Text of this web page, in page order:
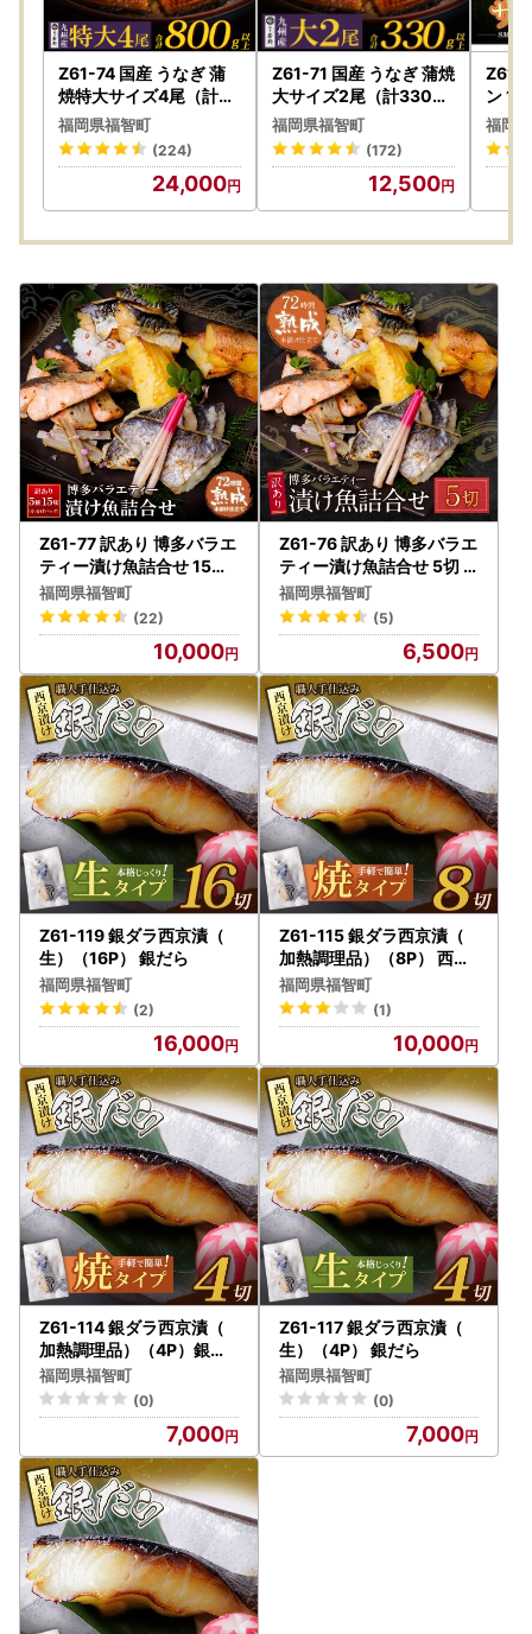
受付済通知につきましては、ご登録いただいたメールアドレ
ス宛にお送りさせていただいております。
アドレスが未登録、送信出来なかった方には別途封書にてお
送りさせていただきます。
※ドメイン設定により、メールが受信できない状態になって
いる可能性がありますので、設定をご確認ください。
申請書の紛失、不明点その他お問い合わせはふるさと納税ま
ごころ窓口までお願いいたします。
また、ワンストップ特例申請書の提出先は以下のとおりとな
【ワンストップ特例申請書提出先】
〒811-2303 福岡県糟屋郡粕屋町酒殿4-2-10 2階 福
智町ふるさと納税まごころ窓口 宛
※福智町ではふるさと納税業務を外部委託しています。
【返礼品は「一時所得」として課税の対象となります】
都道府県・市区町村にふるさと納税し、返礼品を受け取っ
た場合の経済的利益（返礼品の価額）は、一時所得に該当し
ます。以下の計算式で一時所得が生じる場合は、申告が必要
となります。
※1返礼品の価額」には、運送料は含まれません。
※2「一時所得」とは、継続性がなく、労働の対価や商売な
どで得た所得ではない所得のことです。
▶詳細はこちら【国税庁ＨＰ】
≪一時所得の計算式の表≫
一時所得の金額 ＝ 収入金額[A]－ 支出金額[B]－ 特別控
除額[50万円]
[A]：その年中の一時所得に係る総収入金額（ふるさと納税
の場合は返礼品を受け取った年の価額）
[B]：その収入を得るために支出した金額の合計額（寄附金
として支出した金額は含まれません。）
[特別控除額]：[A]－[B]と50万円のいずれか少ない金額
※計算式で算出された一時所得の金額の2分の1が、その年の
総所得金額に算入されます。
【ふるさと納税の“詐欺サイト”にご注意ください！】
自治体のふるさと納税サイトの画像や返礼品名をコピー
し、入金させようとする悪質な詐欺サイトが確認されていま
す。
詐欺サイトに共通する点を以下にまとめていますので、ふ
るさと納税詐欺の被害にあわないようご注意ください。
※1運営会社の住所、電話番号及びメールアドレスがない。
※2メールアドレスがフリーメールとなっている。
※3支払方法が口座振込しかない、または口座名義人と販売
事業者が異なる。
※4正規の価格からの値引き率が高く、特別価格を宣伝文句
にしている。
（ふるさと納税に値引きはありません）
Z61-74 国産 うなぎ 蒲
焼特大サイズ4尾（計80
0g以上） うなぎ
福岡県福智町
(224)
24,000
Z61-71 国産 うなぎ 蒲焼
大サイズ2尾（計330g
以上） うなぎ
福岡県福智町
(172)
12,500
Z61-
ン
福岡
Z61-77 訳あり 博多バラエ
ティー漬け魚詰合せ 15切
魚
福岡県福智町
(22)
10,000
Z61-76 訳あり 博多バラエ
ティー漬け魚詰合せ 5切
魚
福岡県福智町
(5)
6,500
Z61-119 銀ダラ西京漬（
生）（16P） 銀だら
福岡県福智町
(2)
16,000
Z61-115 銀ダラ西京漬（
加熱調理品）（8P） 西京
漬け
福岡県福智町
(1)
10,000
Z61-114 銀ダラ西京漬（
加熱調理品）（4P）銀だ
ら
福岡県福智町
(0)
7,000
Z61-117 銀ダラ西京漬（
生）（4P） 銀だら
福岡県福智町
(0)
7,000